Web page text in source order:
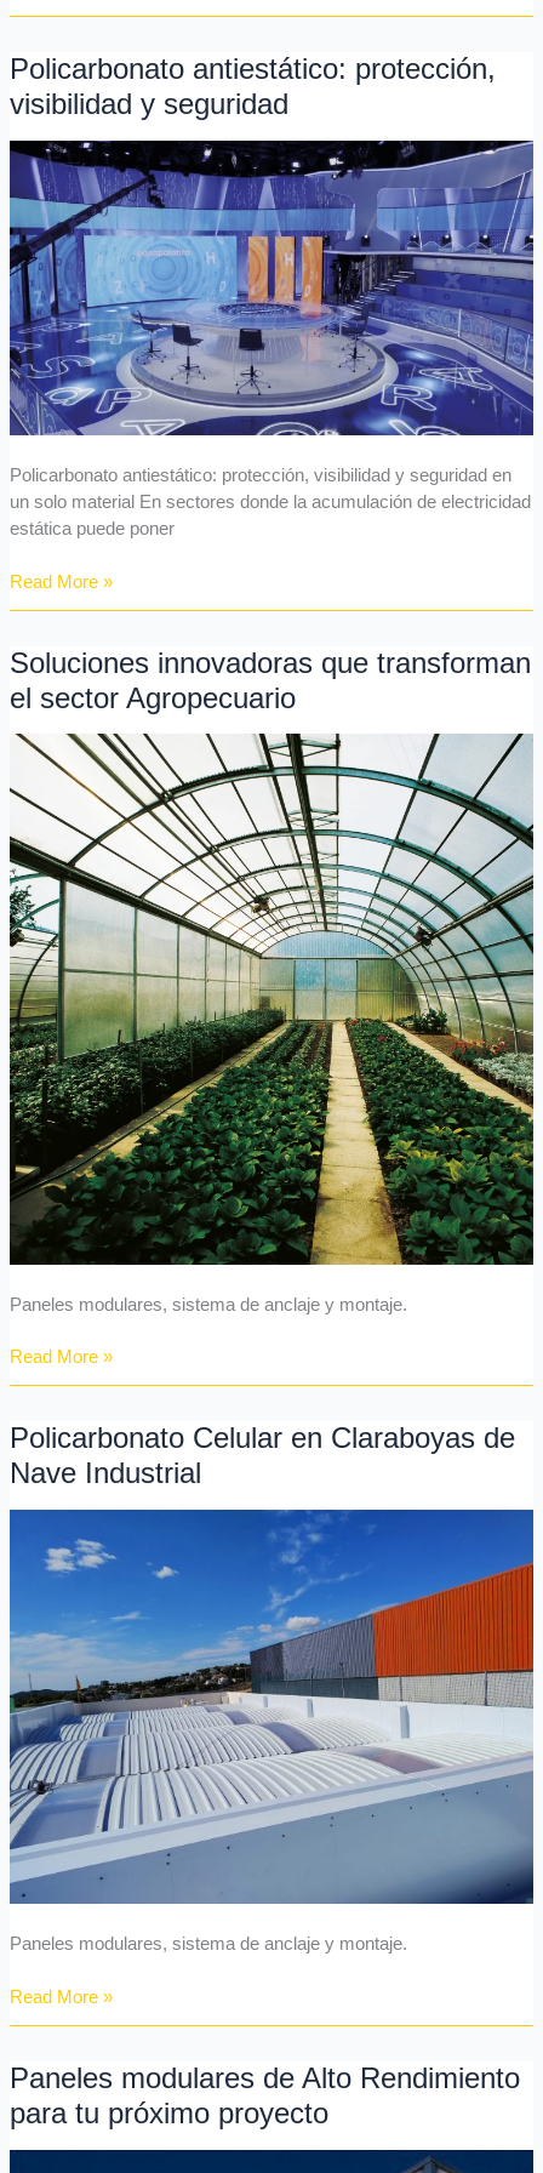
Policarbonato antiestático: protección,
visibilidad y seguridad
Policarbonato antiestático: protección, visibilidad y seguridad en
un solo material En sectores donde la acumulación de electricidad
estática puede poner
Policarbonato
antiestático:
protección,
visibilidad
seguridad
Read More »
Soluciones innovadoras que transforman
el sector Agropecuario
Paneles modulares, sistema de anclaje y montaje.
Soluciones
innovadoras
que
transforman
sector
Agropecuario
Read More »
Policarbonato Celular en Claraboyas de
Nave Industrial
Paneles modulares, sistema de anclaje y montaje.
Policarbonato
Celular
en
Claraboyas
Nave
Read More »
Paneles modulares de Alto Rendimiento
para tu próximo proyecto
Paneles
modulares
de
Alto